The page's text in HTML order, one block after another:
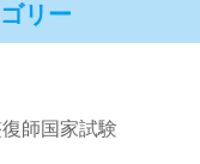
リー
師国家試験